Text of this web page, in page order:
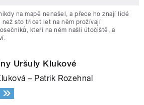
na mapě nenašel, a přece ho znají lidé
než sto třicet let na něm prožívají
kteří na něm našli útočiště, a
Uršuly Klukové
– Patrik Rozehnal